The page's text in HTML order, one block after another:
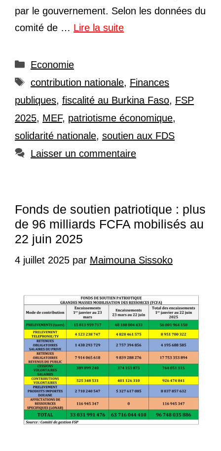
par le gouvernement. Selon les données du
comité de … Lire la suite
Catégories
Economie
Étiquettes
contribution nationale, Finances
publiques, fiscalité au Burkina Faso, FSP
2025, MEF, patriotisme économique,
solidarité nationale, soutien aux FDS
Laisser un commentaire
Fonds de soutien patriotique : plus
de 96 milliards FCFA mobilisés au
22 juin 2025
4 juillet 2025 par Maimouna Sissoko